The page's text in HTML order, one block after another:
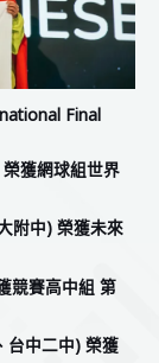
Final
獲網球組世界
附中) 榮獲未來
競賽高中組 第
台中二中) 榮獲